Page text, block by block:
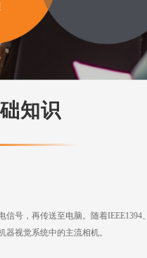
知识
信号，再传送至电脑。随着IEEE1394
视觉系统中的主流相机。